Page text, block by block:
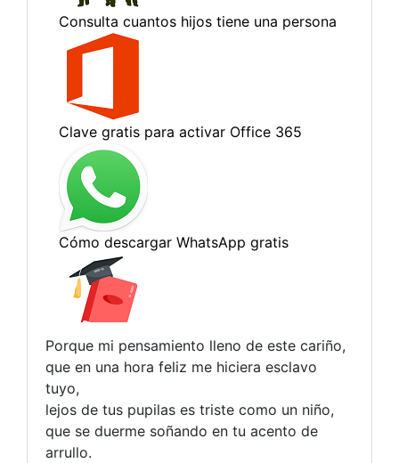
Porque mi pensamiento lleno de este cariño,
que en una hora feliz me hiciera esclavo
tuyo,
lejos de tus pupilas es triste como un niño,
que se duerme soñando en tu acento de
arrullo.